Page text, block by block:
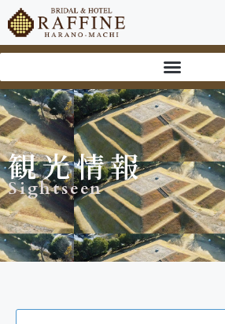
観光情報
Sightseen